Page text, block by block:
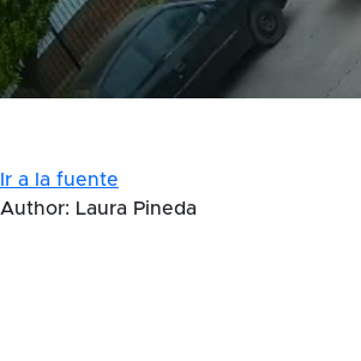
Ir a la fuente
Author: Laura Pineda